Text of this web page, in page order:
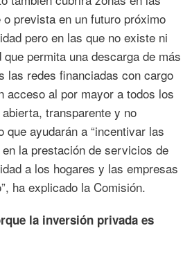
prevista en un futuro próximo
pero en las que no existe ni
permita una descarga de más
las redes financiadas con cargo
acceso al por mayor a todos los
transparente y no
ayudarán a “incentivar las
la prestación de servicios de
a los hogares y las empresas
ha explicado la Comisión.
la inversión privada es